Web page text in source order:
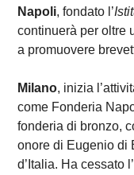
Napoli, fondato l’
continuerà per oltre
a promuovere
Milano, inizia
come Fonderia
fonderia di bronzo,
onore di Eugenio di
d’Italia. Ha cessato